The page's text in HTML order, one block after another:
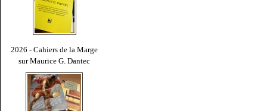
2026 - Cahiers de la Marge
sur Maurice G. Dantec